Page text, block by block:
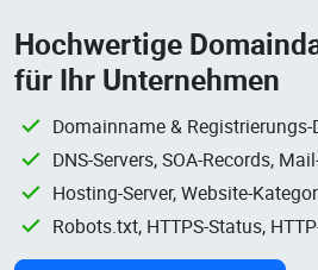
Hochwertige
für Ihr Unternehmen
Domainname & Registrierungs-
DNS-Servers, SOA-Records,
Hosting-Server, Website-
Robots.txt, HTTPS-Status,